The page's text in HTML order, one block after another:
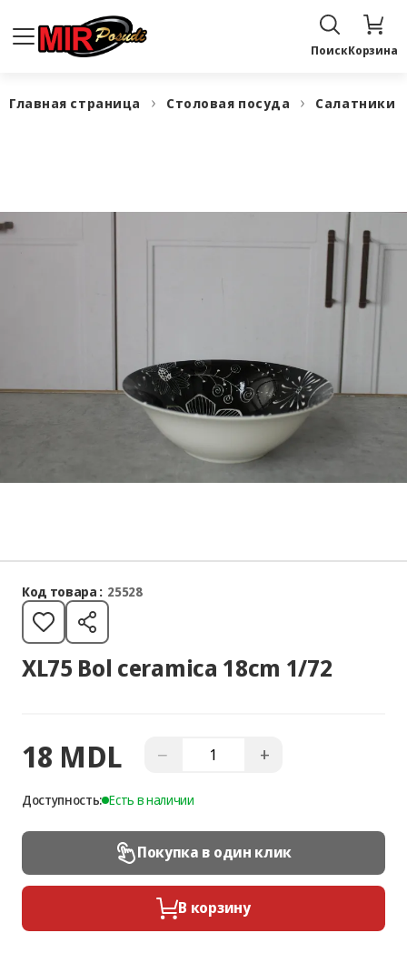
ПоискКорзина
Главная страница Столовая посуда Салатники
Код товара : 25528
XL75 Bol ceramica 18cm 1/72
18 MDL − +
Доступность: Есть в наличии
Покупка в один клик
В корзину